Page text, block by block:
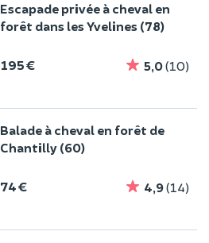
Escapade privée à cheval en
forêt dans les Yvelines (78)
195 € 5,0(10)
Balade à cheval en forêt de
Chantilly (60)
74 € 4,9(14)